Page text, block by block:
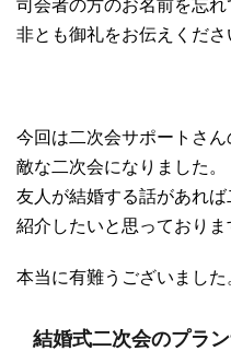
司会者の方のお名前を忘
非とも御礼をお伝えくださ
今回は二次会サポートさ
敵な二次会になりました。
友人が結婚する話があれ
紹介したいと思っておりま
本当に有難うございました
結婚式二次会のプラ